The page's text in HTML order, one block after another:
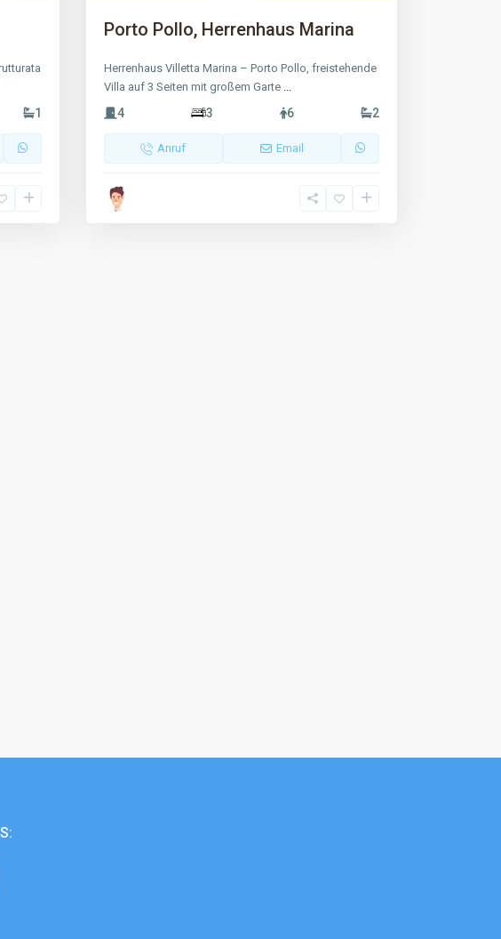
1
Porto Pollo, Herrenhaus Marina
Herrenhaus Villetta Marina – Porto Pollo, freistehende
Villa auf 3 Seiten mit großem Garte ...
4 3 6 2
Anruf Email